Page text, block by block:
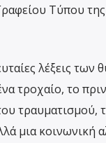
Τύπου
λέξεις
τροχαίο, το
τραυματισμού,
μια